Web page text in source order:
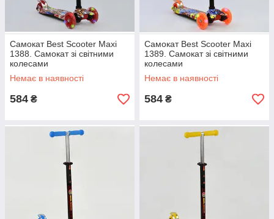
Самокат Best Scooter Maxi
1388. Самокат зі світними
колесами
Немає в наявності
584 ₴
Самокат Best Scooter Maxi
1389. Самокат зі світними
колесами
Немає в наявності
584 ₴